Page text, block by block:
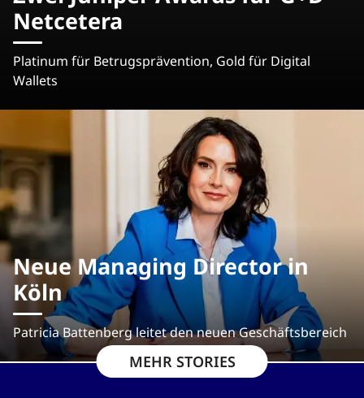
Netcetera
Platinum für Betrugsprävention, Gold für Digital
Wallets
Neue Managing Director in
Köln
Patricia Battenberg leitet den neuen Geschäftsbereich
MEHR STORIES